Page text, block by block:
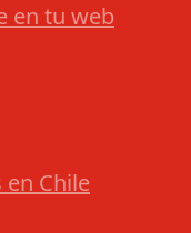
en tu web
Chile